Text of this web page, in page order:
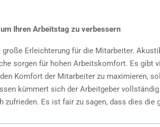
Ihren Arbeitstag zu verbessern
Erleichterung für die Mitarbeiter.
sorgen für hohen Arbeitskomfort. Es gibt
Komfort der Mitarbeiter zu maximieren,
kümmert sich der Arbeitgeber
zufrieden. Es ist fair zu sagen, dass dies die